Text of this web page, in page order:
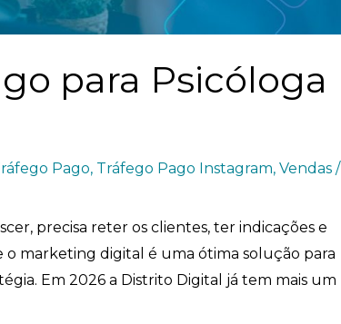
para Psicóloga
Pago, Tráfego Pago Instagram, Vendas /
precisa reter os clientes, ter indicações e
o marketing digital é uma ótima solução para
Em 2026 a Distrito Digital já tem mais um